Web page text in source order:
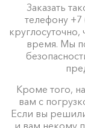
Заказать
телефону
время. Мы
Кроме того,
вам с
Если вы
и вам некому